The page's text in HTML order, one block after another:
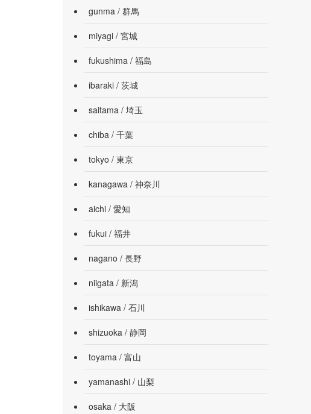
gunma / 群馬
miyagi / 宮城
fukushima / 福島
ibaraki / 茨城
saitama / 埼玉
chiba / 千葉
tokyo / 東京
kanagawa / 神奈川
aichi / 愛知
fukui / 福井
nagano / 長野
niigata / 新潟
ishikawa / 石川
shizuoka / 静岡
toyama / 富山
yamanashi / 山梨
osaka / 大阪